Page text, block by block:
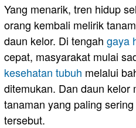
Yang menarik, tren hidup
orang kembali melirik
daun kelor. Di tengah gaya
cepat, masyarakat mulai
kesehatan tubuh melalui
ditemukan. Dan daun kelor
tanaman yang paling
tersebut.